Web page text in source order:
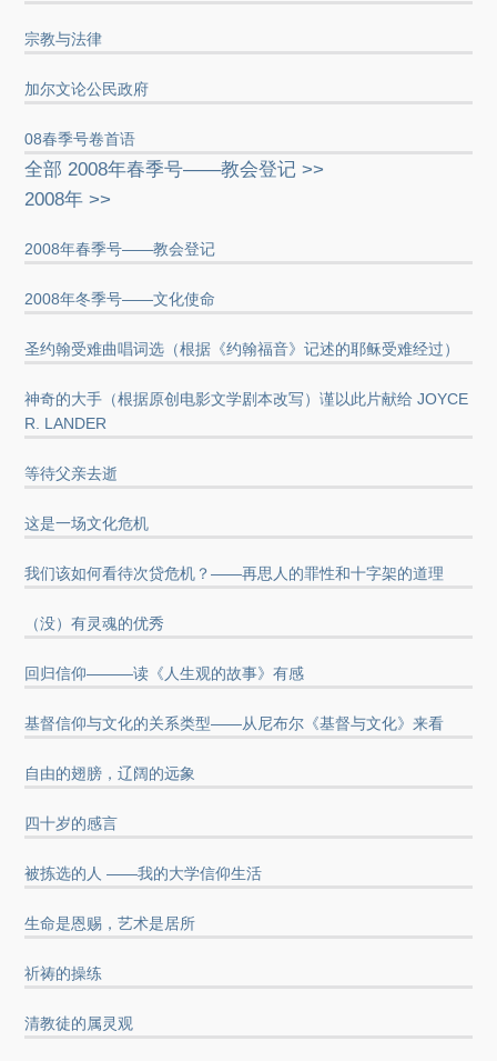
宗教与法律
加尔文论公民政府
08春季号卷首语
全部 2008年春季号——教会登记 >>
2008年 >>
2008年春季号——教会登记
2008年冬季号——文化使命
圣约翰受难曲唱词选（根据《约翰福音》记述的耶稣受难经过）
神奇的大手（根据原创电影文学剧本改写）谨以此片献给 JOYCE
R. LANDER
等待父亲去逝
这是一场文化危机
我们该如何看待次贷危机？——再思人的罪性和十字架的道理
（没）有灵魂的优秀
回归信仰———读《人生观的故事》有感
基督信仰与文化的关系类型——从尼布尔《基督与文化》来看
自由的翅膀，辽阔的远象
四十岁的感言
被拣选的人 ——我的大学信仰生活
生命是恩赐，艺术是居所
祈祷的操练
清教徒的属灵观